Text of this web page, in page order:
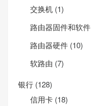
交换机 (1)
路由器固件和软件
路由器硬件 (10)
软路由 (7)
银行 (128)
信用卡 (18)